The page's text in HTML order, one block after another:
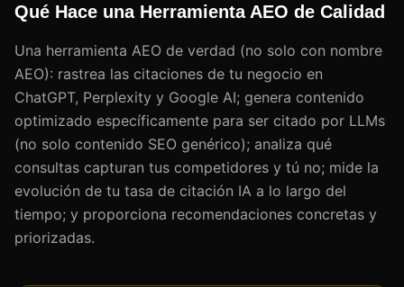
Qué Hace una Herramienta AEO de Calidad
Una herramienta AEO de verdad (no solo con nombre
AEO): rastrea las citaciones de tu negocio en
ChatGPT, Perplexity y Google AI; genera contenido
optimizado específicamente para ser citado por LLMs
(no solo contenido SEO genérico); analiza qué
consultas capturan tus competidores y tú no; mide la
evolución de tu tasa de citación IA a lo largo del
tiempo; y proporciona recomendaciones concretas y
priorizadas.